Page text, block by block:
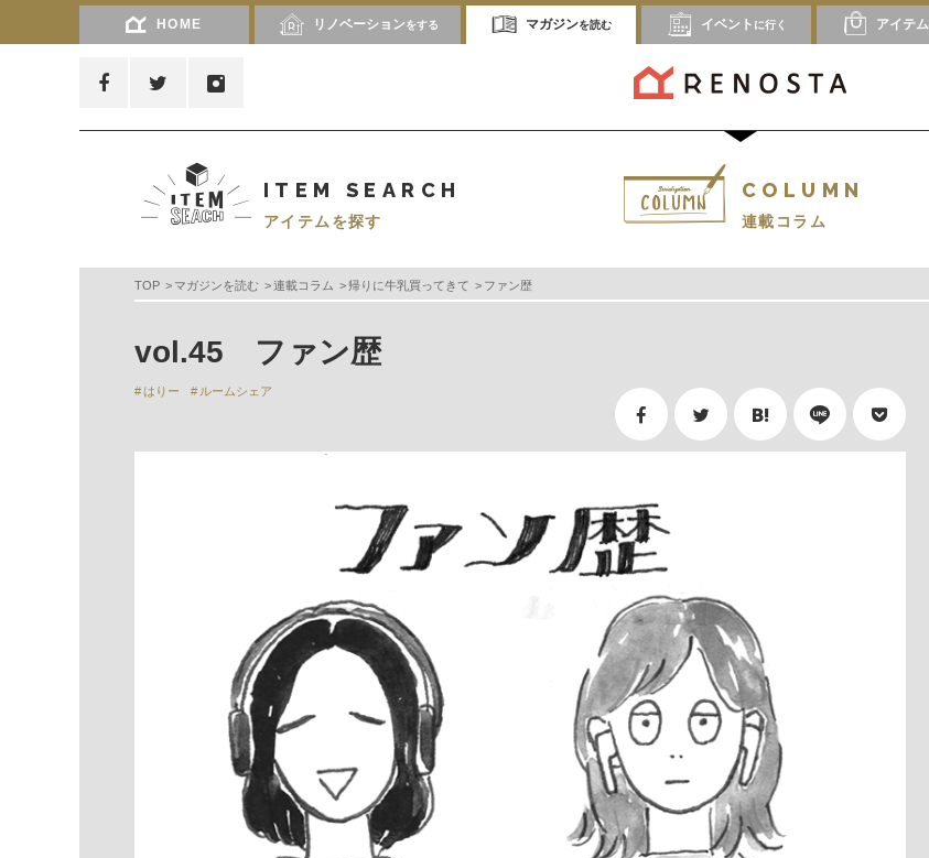
HOME リノベーションをする マガジンを読む イベント に行く アイテム
ITEM SEARCH
アイテムを探す
COLUMN
連載コラム
TOP マガジンを読む 連載コラム 帰りに牛乳買ってきて ファン歴
vol.45 ファン歴
はりー ルームシェア